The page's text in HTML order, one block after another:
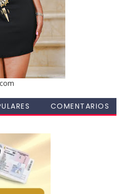
COMENTARIOS